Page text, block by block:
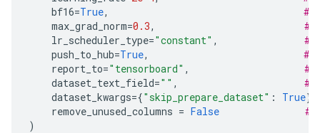
bf16=True,
#
max_grad_norm=0.3,
#
lr_scheduler_type="constant" ,
#
push_to_hub=True,
#
report_to="tensorboard" ,
#
dataset_text_field="" ,
#
dataset_kwargs={"skip_prepare_dataset" : True},
remove_unused_columns = False
#
)